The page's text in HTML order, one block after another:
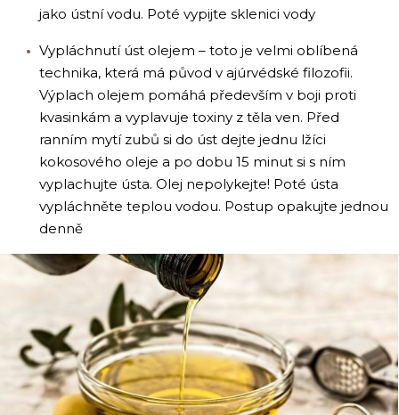
jako ústní vodu. Poté vypijte sklenici vody
Vypláchnutí úst olejem – toto je velmi oblíbená
technika, která má původ v ajúrvédské filozofii.
Výplach olejem pomáhá především v boji proti
kvasinkám a vyplavuje toxiny z těla ven. Před
ranním mytí zubů si do úst dejte jednu lžíci
kokosového oleje a po dobu 15 minut si s ním
vyplachujte ústa. Olej nepolykejte! Poté ústa
vypláchněte teplou vodou. Postup opakujte jednou
denně